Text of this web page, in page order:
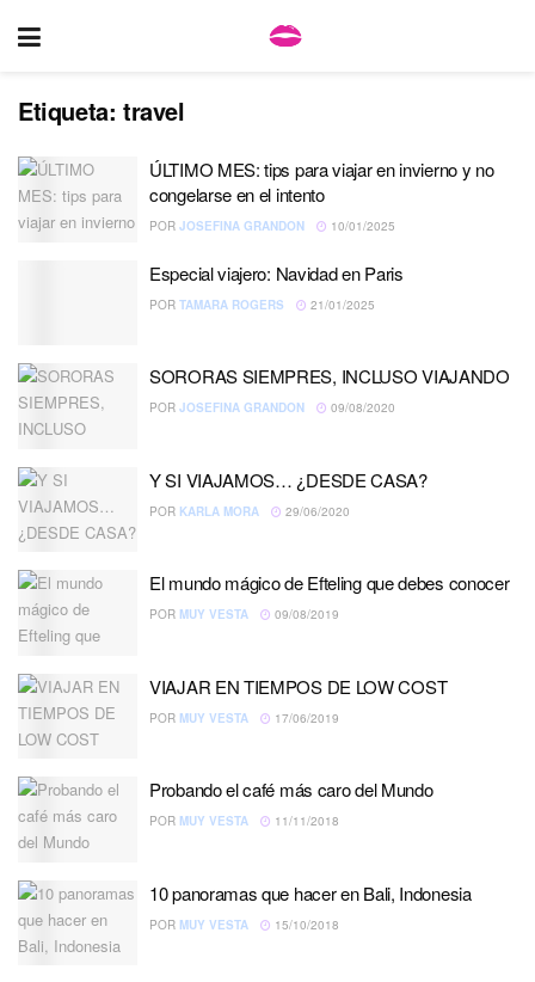
Etiqueta: travel
ÚLTIMO MES: tips para viajar en invierno y no
congelarse en el intento
POR JOSEFINA GRANDON 10/01/2025
Especial viajero: Navidad en Paris
POR TAMARA ROGERS 21/01/2025
SORORAS SIEMPRES, INCLUSO VIAJANDO
POR JOSEFINA GRANDON 09/08/2020
Y SI VIAJAMOS… ¿DESDE CASA?
POR KARLA MORA 29/06/2020
El mundo mágico de Efteling que debes conocer
POR MUY VESTA 09/08/2019
VIAJAR EN TIEMPOS DE LOW COST
POR MUY VESTA 17/06/2019
Probando el café más caro del Mundo
POR MUY VESTA 11/11/2018
10 panoramas que hacer en Bali, Indonesia
POR MUY VESTA 15/10/2018